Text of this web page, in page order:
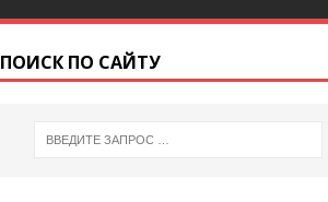
ПОИСК ПО САЙТУ